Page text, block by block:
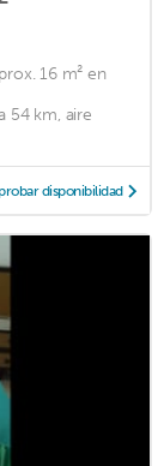
16 m² en
54 km, aire
disponibilidad